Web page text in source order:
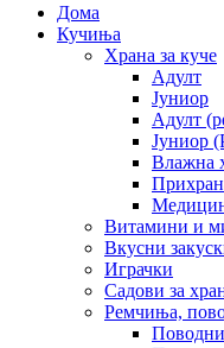
Дома
Кучиња
Храна за куче
Адулт
Јуниор
Адулт
Јуниор
Влажна
Витамини и
Вкусни
Играчки
Садови за
Ремчиња,